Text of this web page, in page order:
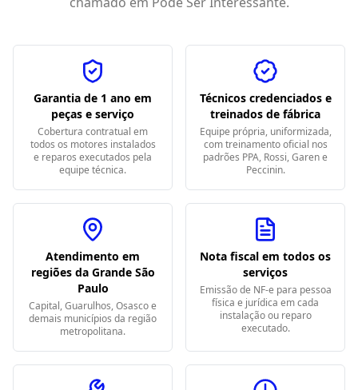
Garantia de 1 ano em
peças e serviço
Cobertura contratual em
todos os motores instalados
e reparos executados pela
equipe técnica.
Técnicos credenciados e
treinados de fábrica
Equipe própria, uniformizada,
com treinamento oficial nos
padrões PPA, Rossi, Garen e
Peccinin.
Atendimento em
regiões da Grande São
Paulo
Capital, Guarulhos, Osasco e
demais municípios da região
metropolitana.
Nota fiscal em todos os
serviços
Emissão de NF-e para pessoa
física e jurídica em cada
instalação ou reparo
executado.